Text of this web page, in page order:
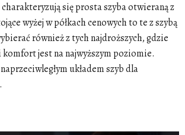
się prosta szyba otwieraną z
wyżej w półkach cenowych to te z szybą
również z tych najdroższych, gdzie
jest na najwyższym poziomie.
naprzeciwległym układem szybdla